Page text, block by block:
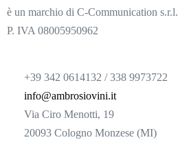
è un marchio di C-Communication s.r.l.
P. IVA 08005950962
+39 342 0614132 / 338 9973722
info@ambrosiovini.it
Via Ciro Menotti, 19
20093 Cologno Monzese (MI)